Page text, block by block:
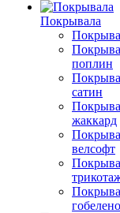
Покрывала
поплин
сатин
жаккард
велсофт